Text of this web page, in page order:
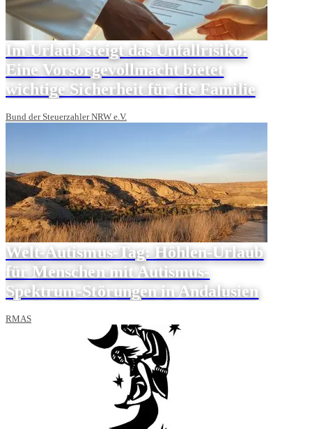
Im Urlaub steigt das Unfallrisiko:
Eine Vorsorgevollmacht bietet
wichtige Sicherheit für die Familie
Bund der Steuerzahler NRW e.V.
Welt-Autismus-Tag: Höhlen-Urlaub
für Menschen mit Autismus-
Spektrum-Störungen in Andalusien
RMAS